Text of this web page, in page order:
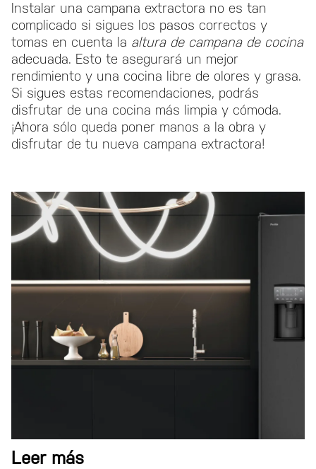
Instalar una campana extractora no es tan
complicado si sigues los pasos correctos y
tomas en cuenta la altura de campana de cocina
adecuada. Esto te asegurará un mejor
rendimiento y una cocina libre de olores y grasa.
Si sigues estas recomendaciones, podrás
disfrutar de una cocina más limpia y cómoda.
¡Ahora sólo queda poner manos a la obra y
disfrutar de tu nueva campana extractora!
Leer más